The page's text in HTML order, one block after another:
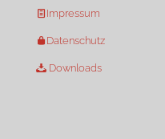
Impressum
Datenschutz
Downloads